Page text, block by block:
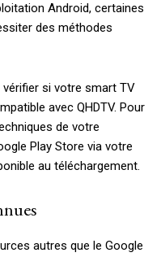
Android, certaines
des méthodes
si votre smart TV
avec QHDTV. Pour
de votre
Play Store via votre
au téléchargement.
autres que le Google